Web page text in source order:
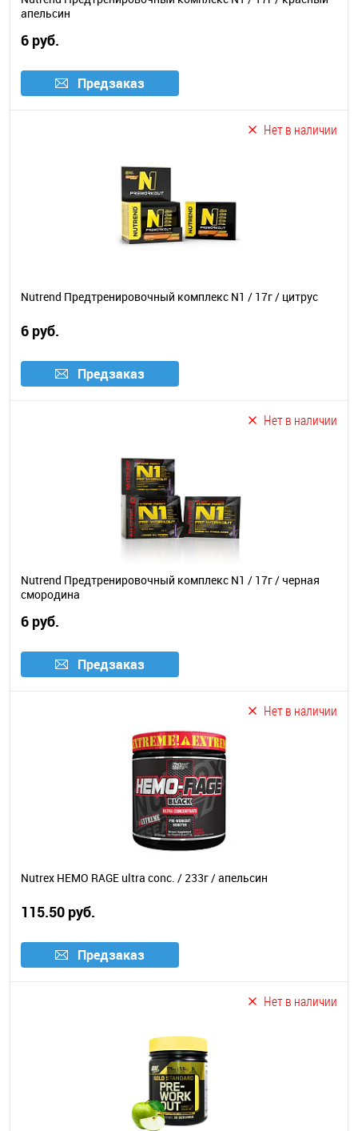
апельсин
6 руб.
Предзаказ
Нет в наличии
Nutrend Предтренировочный комплекс N1 / 17г / цитрус
6 руб.
Предзаказ
Нет в наличии
Nutrend Предтренировочный комплекс N1 / 17г / черная
смородина
6 руб.
Предзаказ
Нет в наличии
Nutrex HEMO RAGE ultra conc. / 233г / апельсин
115.50 руб.
Предзаказ
Нет в наличии